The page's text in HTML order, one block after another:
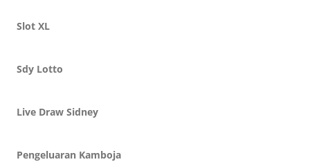
Slot XL
Sdy Lotto
Live Draw Sidney
Pengeluaran Kamboja